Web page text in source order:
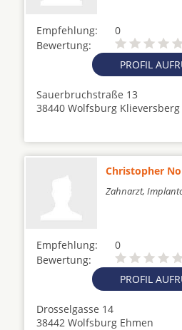
Empfehlung:
0
Bewertung:
PROFIL
Sauerbruchstraße 13
38440 Wolfsburg Klieversberg
Christopher
Zahnarzt,
Empfehlung:
0
Bewertung:
PROFIL
Drosselgasse 14
38442 Wolfsburg Ehmen